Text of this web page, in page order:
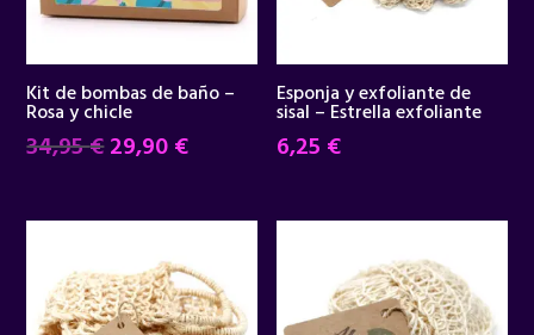
Kit de bombas de baño –
Rosa y chicle
34,95€El
34,95 €.
29,90€El
29,90 €.
Esponja y exfoliante de
sisal – Estrella exfoliante
6,25 €